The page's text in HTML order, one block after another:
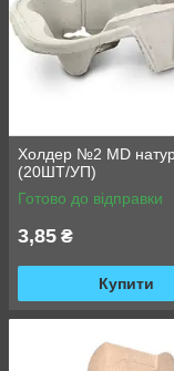
Холдер №2 MD
(20ШТ/УП)
Готово до відправки
3,85 ₴
Купити